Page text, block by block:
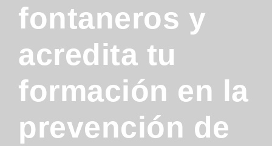
fontaneros y
acredita tu
formación en la
prevención de